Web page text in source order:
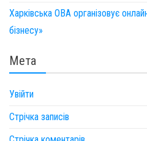
Харківська ОВА організовує
бізнесу»
Мета
Увійти
Стрічка записів